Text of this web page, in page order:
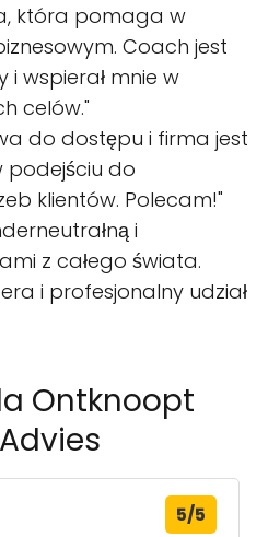
która pomaga w
Coach jest
wspierał mnie w
celów."
do dostępu i firma jest
podejściu do
klientów. Polecam!"
i
z całego świata.
i profesjonalny udział
Ontknoopt
5/5